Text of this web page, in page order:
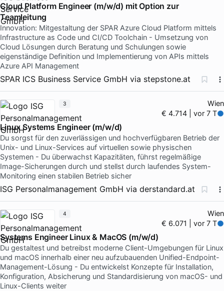
Cloud Platform Engineer (m/w/d) mit Option zur
Teamleitung
Innovation: Mitgestaltung der SPAR Azure Cloud Platform mittels
Infrastructure as Code und CI/CD Toolchain - Umsetzung von
Cloud Lösungen durch Beratung und Schulungen sowie
eigenständige Definition und Implementierung von APIs mittels
Azure API Management
SPAR ICS Business Service GmbH via stepstone.at
Wien
€ 4.714 | vor 7 T
Linux Systems Engineer (m/w/d)
Du sorgst für den zuverlässigen und hochverfügbaren Betrieb der
Unix- und Linux-Services auf virtuellen sowie physischen
Systemen - Du überwachst Kapazitäten, führst regelmäßige
Image-Sicherungen durch und stellst durch laufendes System-
Monitoring einen stabilen Betrieb sicher
ISG Personalmanagement GmbH via derstandard.at
3
Wien
€ 6.071 | vor 7 T
Systems Engineer Linux & MacOS (m/w/d)
Du gestaltest und betreibst moderne Client-Umgebungen für Linux
und macOS innerhalb einer neu aufzubauenden Unified-Endpoint-
Management-Lösung - Du entwickelst Konzepte für Installation,
Konfiguration, Absicherung und Standardisierung von macOS- und
Linux-Clients weiter
4